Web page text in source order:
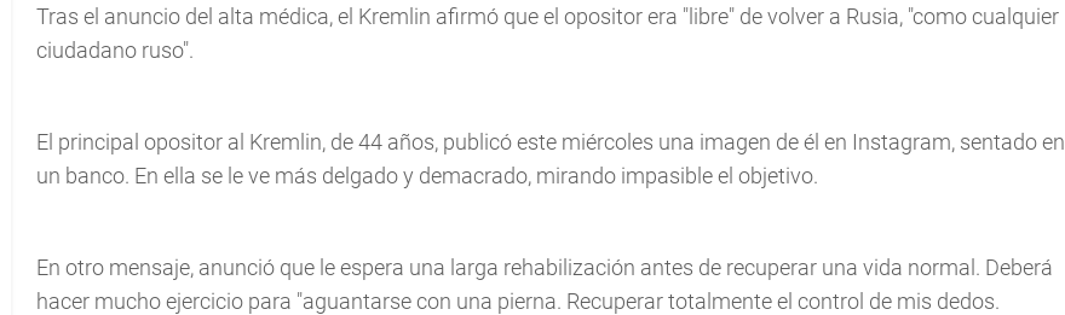
Tras el anuncio del alta médica, el Kremlin afirmó que el opositor era "libre" de volver a Rusia, "como cualquier
ciudadano ruso".
El principal opositor al Kremlin, de 44 años, publicó este miércoles una imagen de él en Instagram, sentado en
un banco. En ella se le ve más delgado y demacrado, mirando impasible el objetivo.
En otro mensaje, anunció que le espera una larga rehabilización antes de recuperar una vida normal. Deberá
hacer mucho ejercicio para "aguantarse con una pierna. Recuperar totalmente el control de mis dedos.